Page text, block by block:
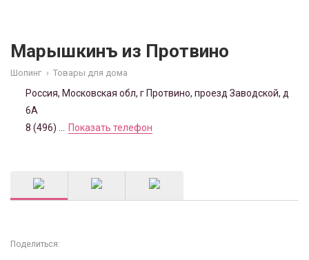
Марышкинъ из Протвино
Шопинг › Товары для дома
Россия, Московская обл, г Протвино, проезд Заводской, д
6А
8 (496) ...
Показать телефон
Поделиться: